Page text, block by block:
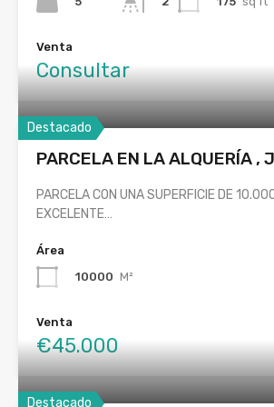
Venta
Consultar
Destacado
PARCELA EN LA ALQUERÍA ,
PARCELA CON UNA SUPERFICIE DE
EXCELENTE…
Área
10000 M²
Venta
€45.000
Destacado